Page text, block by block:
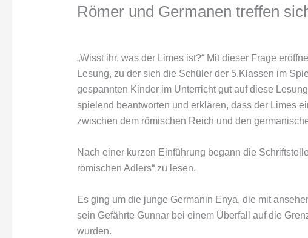
Römer und Germanen treffen
„Wisst ihr, was der Limes ist?“ Mit dieser Frage
Lesung, zu der sich die Schüler der 5.Klassen im
gespannten Kinder im Unterricht gut auf diese
spielend beantworten und erklären, dass der Limes
zwischen dem römischen Reich und den
Nach einer kurzen Einführung begann die
römischen Adlers“ zu lesen.
Es ging um die junge Germanin Enya, die mit
sein Gefährte Gunnar bei einem Überfall auf die
wurden.